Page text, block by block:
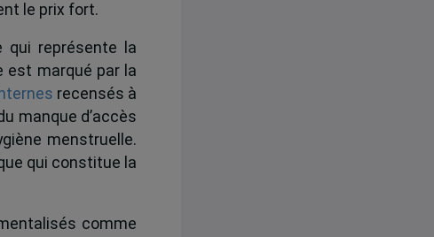
le prix fort.
représente la
est marqué par la
recensés à
manque d’accès
menstruelle.
qui constitue la
comme